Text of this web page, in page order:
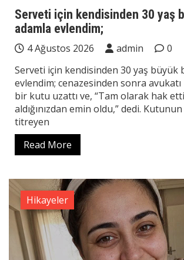
Serveti için kendisinden 30 yaş
adamla evlendim;
4 Ağustos 2026 admin
0
Serveti için kendisinden 30 yaş büyük
evlendim; cenazesinden sonra
bir kutu uzattı ve, “Tam olarak hak
aldığınızdan emin oldu,” dedi. Kutunun
titreyen
Read More
Hikayeler